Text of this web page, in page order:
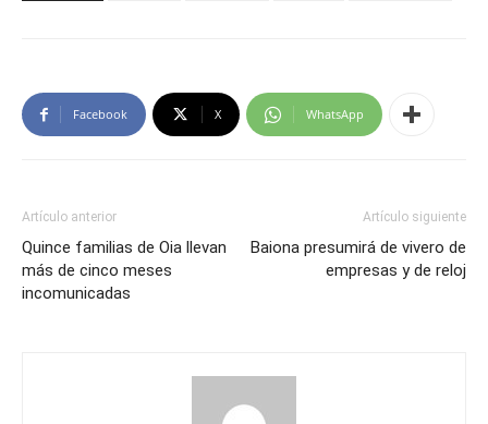
Facebook X WhatsApp
Artículo anterior
Quince familias de Oia llevan
más de cinco meses
incomunicadas
Artículo siguiente
Baiona presumirá de vivero de
empresas y de reloj